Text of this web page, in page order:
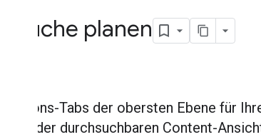
Suche planen
Tabs der obersten Ebene für
der durchsuchbaren Content-